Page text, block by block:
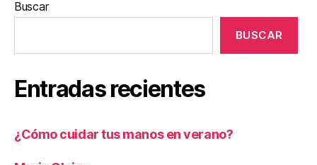
Buscar
BUSCAR
Entradas recientes
¿Cómo cuidar tus manos en verano?